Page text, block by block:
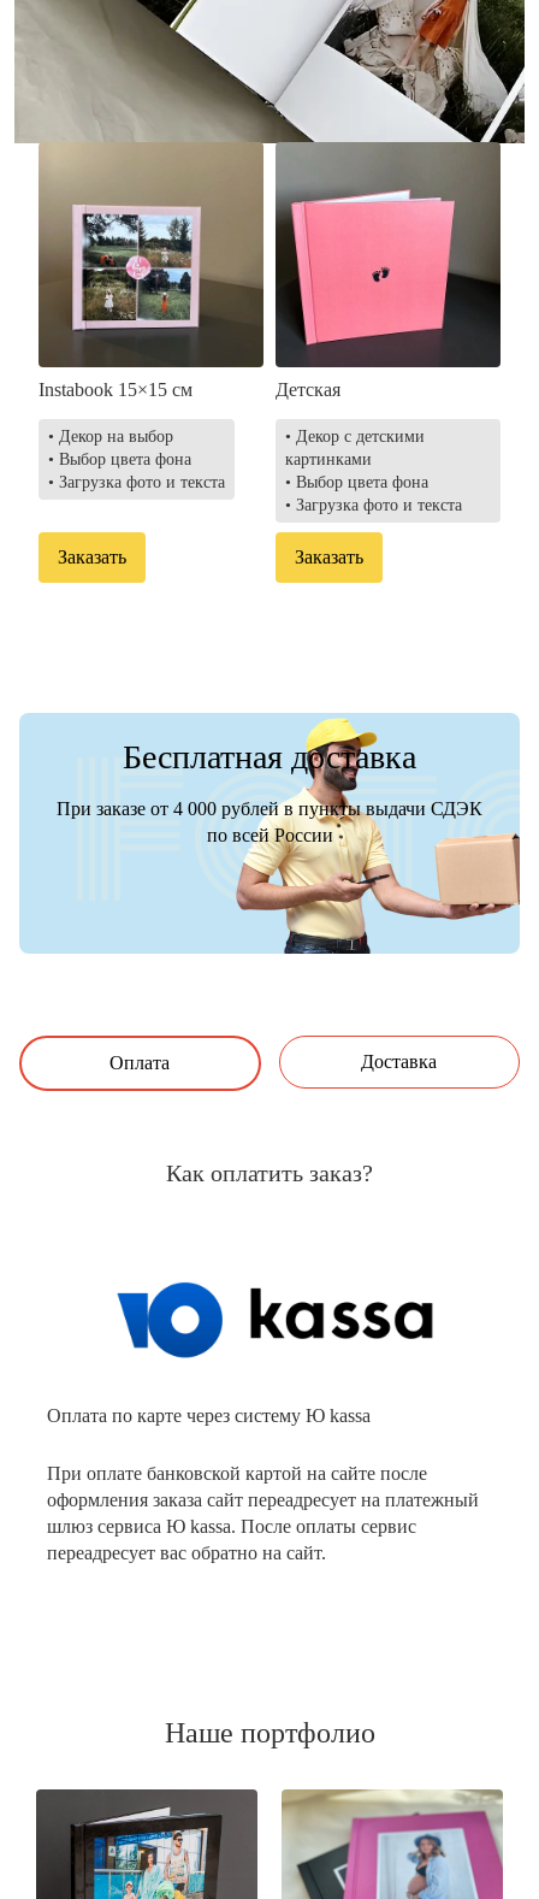
• Загрузка фото и текста
• Выбор цвета фона
• Загрузка фото и текста
Instabook 15×15 см
• Декор на выбор
• Выбор цвета фона
• Загрузка фото и текста
Заказать
Детская
• Декор с детскими
картинками
• Выбор цвета фона
• Загрузка фото и текста
Заказать
Бесплатная доставка
При заказе от 4 000 рублей в пункты выдачи СДЭК
по всей России
Оплата Доставка
Как оплатить заказ?
Оплата по карте через систему Ю kassa
При оплате банковской картой на сайте после
оформления заказа сайт переадресует на платежный
шлюз сервиса Ю kassa. После оплаты сервис
переадресует вас обратно на сайт.
Наше портфолио